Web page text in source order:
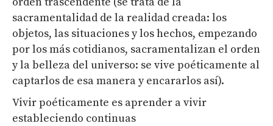
sacramentalidad de la realidad creada: los
objetos, las situaciones y los hechos, empezando
por los más cotidianos, sacramentalizan el orden
y la belleza del universo: se vive poéticamente al
captarlos de esa manera y encararlos así).
Vivir poéticamente es aprender a vivir
estableciendo continuas